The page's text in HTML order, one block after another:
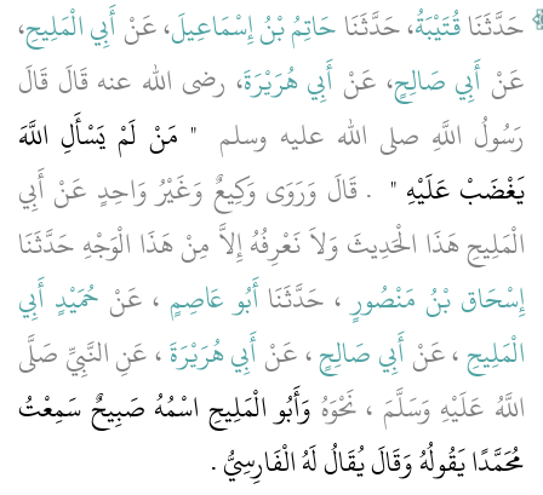
حَدَّثَنَاقُتَيْبَةُ، حَدَّثَنَاحَاتِمُ بْنُ إِسْمَاعِيلَ، عَنْأَبِي الْمَلِيحِ،
عَنْ أَبِي صَالِحٍ، عَنْ أَبِي هُرَيْرَةَ، رضى الله عنه قَالَ قَالَ
رَسُولُ اللَّهِ صلى الله عليه وسلم ‏ "‏ مَنْ لَمْ يَسْأَلِ اللَّهَ
يَغْضَبْ عَلَيْهِ ‏" ‏ ‏.‏ قَالَ وَرَوَى وَكِيعٌ وَغَيْرُ وَاحِدٍ عَنْ أَبِي
الْمَلِيحِ هَذَا الْحَدِيثَ وَلاَ نَعْرِفُهُ إِلاَّ مِنْ هَذَا الْوَجْهِ حَدَّثَنَا
إِسْحَاق بْنُ مَنْصُورٍ، حَدَّثَنَاأَبُو عَاصِمٍ ، عَنْ حُمَيْدٍ أَبِي
الْمَلِيحِ، عَنْأَبِي صَالِحٍ، عَنْأَبِي هُرَيْرَةَ، عَنِ النَّبِيِّ صَلَّى
اللَّهُ عَلَيْهِ وَسَلَّمَ ، نَحْوَهُ وَأَبُو الْمَلِيحِ اسْمُهُ صَبِيحٌ سَمِعْتُ
مُحَمَّدًا يَقُولُهُ وَقَالَ يُقَالُ لَهُ الْفَارِسِيُّ ‏.‏